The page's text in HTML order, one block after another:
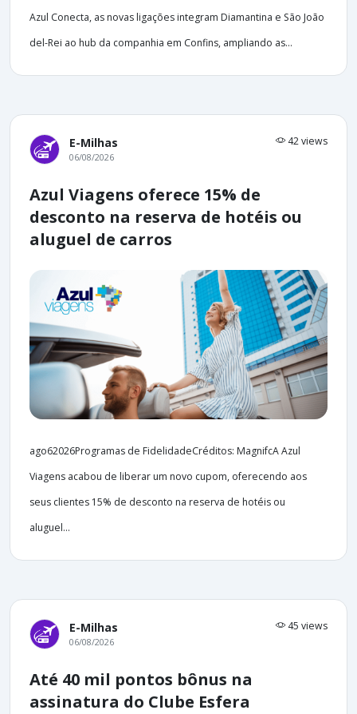
Azul Conecta, as novas ligações integram Diamantina e São João
del-Rei ao hub da companhia em Confins, ampliando as...
E-Milhas 42 views
06/08/2026
Azul Viagens oferece 15% de
desconto na reserva de hotéis ou
aluguel de carros
ago62026Programas de FidelidadeCréditos: MagnifcA Azul
Viagens acabou de liberar um novo cupom, oferecendo aos
seus clientes 15% de desconto na reserva de hotéis ou
aluguel...
E-Milhas 45 views
06/08/2026
Até 40 mil pontos bônus na
assinatura do Clube Esfera